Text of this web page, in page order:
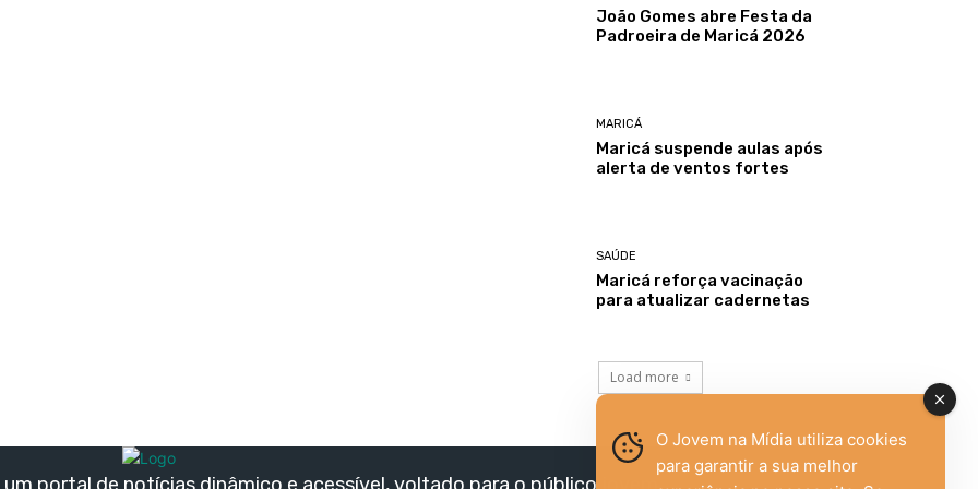
João Gomes abre Festa da
Padroeira de Maricá 2026
MARICÁ
Maricá suspende aulas após
alerta de ventos fortes
SAÚDE
Maricá reforça vacinação
para atualizar cadernetas
Load more
um portal de notícias dinâmico e acessível, voltado para o público jovem,
O Jovem na Mídia utiliza cookies
para garantir a sua melhor